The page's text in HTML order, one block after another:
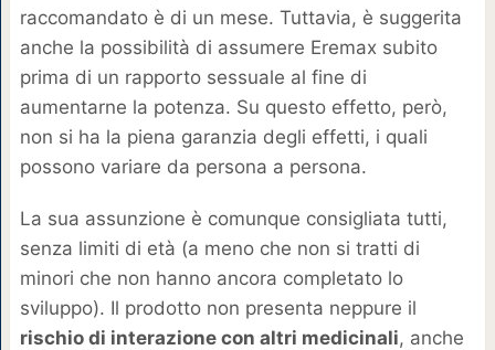
raccomandato è di un mese. Tuttavia, è suggerita
anche la possibilità di assumere Eremax subito
prima di un rapporto sessuale al fine di
aumentarne la potenza. Su questo effetto, però,
non si ha la piena garanzia degli effetti, i quali
possono variare da persona a persona.
La sua assunzione è comunque consigliata tutti,
senza limiti di età (a meno che non si tratti di
minori che non hanno ancora completato lo
sviluppo). Il prodotto non presenta neppure il
rischio di interazione con altri medicinali, anche